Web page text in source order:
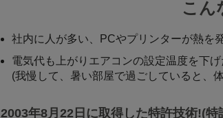
こん
社内に人が多い、PCやプリンターが熱を
電気代も上がりエアコンの設定温度を下
(我慢して、暑い部屋で過ごしていると、
2003年8月22日に取得した特許技術!(特